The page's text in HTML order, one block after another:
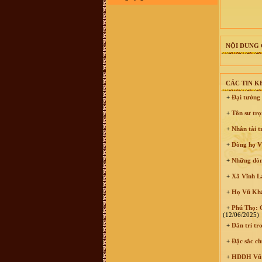
đổi, không xác định được thôn nào
NỘI DUNG
CÁC TIN
+ Đại tướng
+ Tôn sư
+ Nhân tài
+ Dòng họ
+ Những
+ Xã Vĩnh
+ Họ Vũ
+ Phú Thọ:
(12/06/2025)
+ Dân trí
+ Đặc sắc
+ HĐDH Vũ